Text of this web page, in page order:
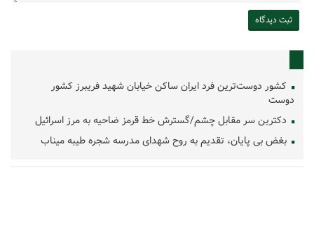
کشور دوست‌ترین فرد ایران ساکن خیابان شهید فریبرز کشور
دوست
دکترین سر مقابل چشم/گسترش خط قرمز ضاحیه به مرز اسرائیل
بغض بی پایان، تقدیم به روح شهدای مدرسه شجره طیبه میناب